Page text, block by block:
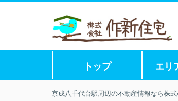
トップ エリ
京成八千代台駅周辺の不動産情報なら株